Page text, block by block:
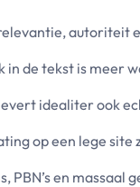
autoriteit
in de tekst is meer
idealiter ook
op een lege
PBN’s en massaal